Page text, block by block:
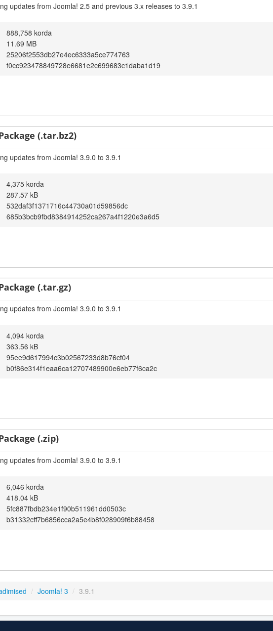
updates from Joomla! 2.5 and previous 3.x releases to 3.9.1
888,758 korda
11.69 MB
25206f2553db27e4ec6333a5ce774763
f0cc923478849728e6681e2c699683c1daba1d19
(.tar.bz2)
updates from Joomla! 3.9.0 to 3.9.1
4,375 korda
287.57 kB
532daf3f1371716c44730a01d59856dc
685b3bcb9fbd8384914252ca267a4f1220e3a6d5
(.tar.gz)
updates from Joomla! 3.9.0 to 3.9.1
4,094 korda
363.56 kB
95ee9d617994c3b02567233d8b76cf04
b0f86e314f1eaa6ca12707489900e6eb77f6ca2c
(.zip)
updates from Joomla! 3.9.0 to 3.9.1
6,046 korda
418.04 kB
5fc887fbdb234e1f90b511961dd0503c
b31332cff7b6856cca2a5e4b8f028909f6b88458
/ Joomla! 3 / 3.9.1